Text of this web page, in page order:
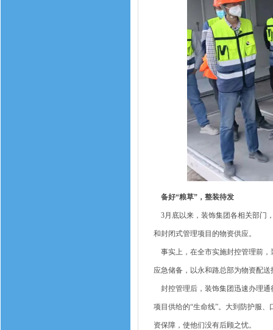
备好“粮草”，整装待发
3月底以来，装饰集团各相关部门
和封闭式管理项目的物资供应。
事实上，在全市实施封控管理前，
应急储备，以永和路总部为物资配
封控管理后，装饰集团迅速办理通
项目供给的“生命线”。大到防护服
资保障，使他们没有后顾之忧。